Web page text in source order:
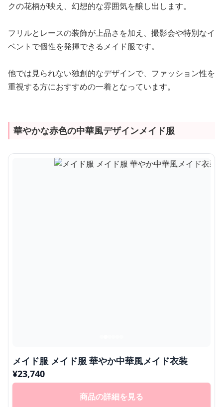
クの花柄が映え、幻想的な雰囲気を醸し出します。
フリルとレースの装飾が上品さを加え、撮影会や特別なイ
ベントで個性を発揮できるメイド服です。
他では見られない独創的なデザインで、ファッション性を
重視する方におすすめの一着となっています。
華やかな赤色の中華風デザインメイド服
メイド服 メイド服 華やか中華風メイド衣装
¥23,740
商品の詳細を見る